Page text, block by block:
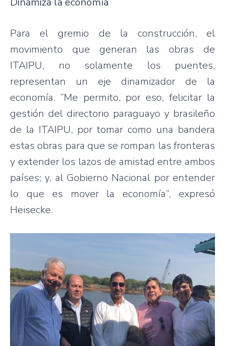
Para el gremio de la construcción, el
movimiento que generan las obras de
ITAIPU, no solamente los puentes,
representan un eje dinamizador de la
economía. “Me permito, por eso, felicitar la
gestión del directorio paraguayo y brasileño
de la ITAIPU, por tomar como una bandera
estas obras para que se rompan las fronteras
y extender los lazos de amistad entre ambos
países; y, al Gobierno Nacional por entender
lo que es mover la economía”, expresó
Heisecke.